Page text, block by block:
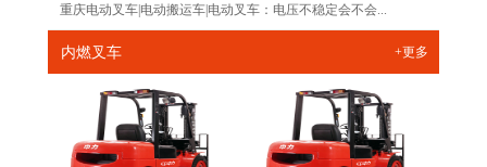
重庆电动叉车|电动搬运车|电动叉车：电压不稳定会不会...
内燃叉车 +更多